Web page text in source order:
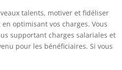
talents, motiver et fidéliser
optimisant vos charges. Vous
supportant charges salariales et
pour les bénéficiaires. Si vous